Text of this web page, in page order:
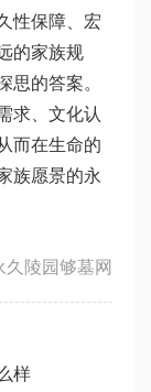
性保障、宏
的家族规
思的答案。
求、文化认
而在生命的
族愿景的永
久陵园够墓网
样